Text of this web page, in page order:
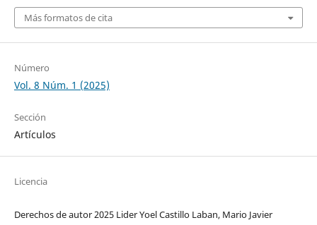
Más formatos de cita
Número
Vol. 8 Núm. 1 (2025)
Sección
Artículos
Licencia
Derechos de autor 2025 Lider Yoel Castillo Laban, Mario Javier